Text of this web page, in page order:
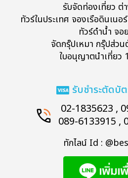
รับจัดท่องเที่ยว ต่
ทัวร์ในประเทศ จองเรือดินเนอ
ทัวร์ดำน้ำ จอ
จัดกรุ๊ปเหมา กรุ๊ปส่ว
ใบอนุญาตนำเที่ยว
รับชำระตัดบั
02-1835623 ,
089-6133915 ,
ทักไลน์ Id :